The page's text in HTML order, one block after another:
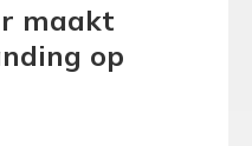
maakt
op